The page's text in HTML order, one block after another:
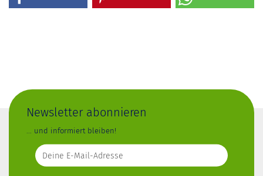
Newsletter abonnieren
... und informiert bleiben!